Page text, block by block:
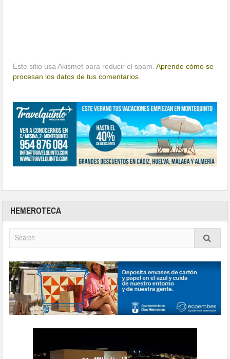
Este sitio usa Akismet para reducir el spam.Aprende cómo se
procesan los datos de tus comentarios.
HEMEROTECA